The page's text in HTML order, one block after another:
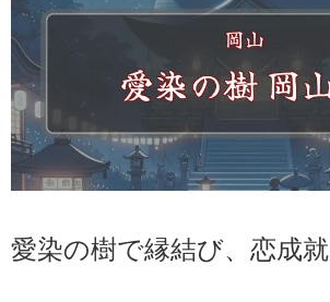
愛染の樹で縁結び、恋成就